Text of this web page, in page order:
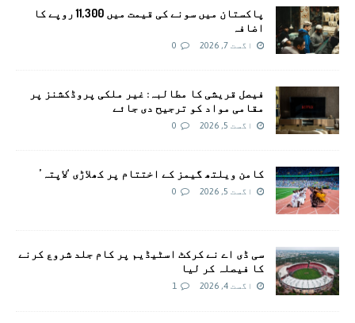
پاکستان میں سونے کی قیمت میں 11,300 روپے کا
اضافہ
اگست 7, 2026 0
فیصل قریشی کا مطالبہ: غیر ملکی پروڈکشنز پر
مقامی مواد کو ترجیح دی جائے
اگست 5, 2026 0
کامن ویلتھ گیمز کے اختتام پر کھلاڑی ‘لاپتہ’
اگست 5, 2026 0
سی ڈی اے نے کرکٹ اسٹیڈیم پر کام جلد شروع کرنے
کا فیصلہ کر لیا
اگست 4, 2026 1